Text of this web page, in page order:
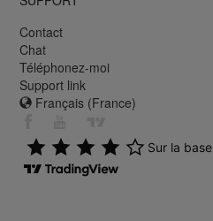
Contact
Chat
Téléphonez-moi
Support link
Français (France)